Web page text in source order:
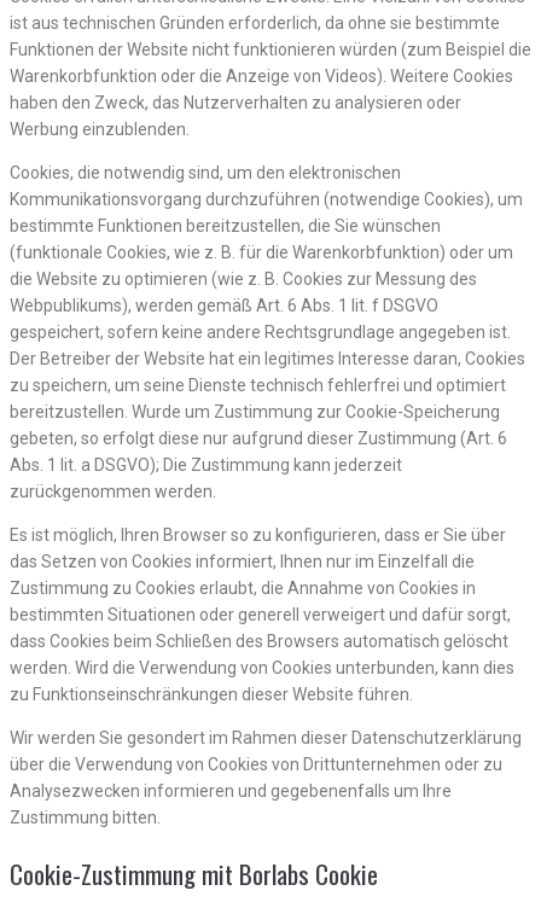
ist aus technischen Gründen erforderlich, da ohne sie bestimmte
Funktionen der Website nicht funktionieren würden (zum Beispiel die
Warenkorbfunktion oder die Anzeige von Videos). Weitere Cookies
haben den Zweck, das Nutzerverhalten zu analysieren oder
Werbung einzublenden.
Cookies, die notwendig sind, um den elektronischen
Kommunikationsvorgang durchzuführen (notwendige Cookies), um
bestimmte Funktionen bereitzustellen, die Sie wünschen
(funktionale Cookies, wie z. B. für die Warenkorbfunktion) oder um
die Website zu optimieren (wie z. B. Cookies zur Messung des
Webpublikums), werden gemäß Art. 6 Abs. 1 lit. f DSGVO
gespeichert, sofern keine andere Rechtsgrundlage angegeben ist.
Der Betreiber der Website hat ein legitimes Interesse daran, Cookies
zu speichern, um seine Dienste technisch fehlerfrei und optimiert
bereitzustellen. Wurde um Zustimmung zur Cookie-Speicherung
gebeten, so erfolgt diese nur aufgrund dieser Zustimmung (Art. 6
Abs. 1 lit. a DSGVO); Die Zustimmung kann jederzeit
zurückgenommen werden.
Es ist möglich, Ihren Browser so zu konfigurieren, dass er Sie über
das Setzen von Cookies informiert, Ihnen nur im Einzelfall die
Zustimmung zu Cookies erlaubt, die Annahme von Cookies in
bestimmten Situationen oder generell verweigert und dafür sorgt,
dass Cookies beim Schließen des Browsers automatisch gelöscht
werden. Wird die Verwendung von Cookies unterbunden, kann dies
zu Funktionseinschränkungen dieser Website führen.
Wir werden Sie gesondert im Rahmen dieser Datenschutzerklärung
über die Verwendung von Cookies von Drittunternehmen oder zu
Analysezwecken informieren und gegebenenfalls um Ihre
Zustimmung bitten.
Cookie-Zustimmung mit Borlabs Cookie